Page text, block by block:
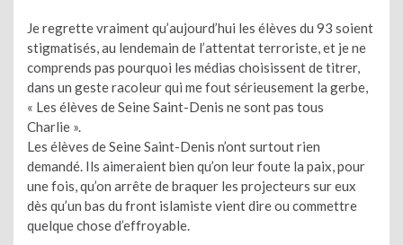
Je regrette vraiment qu’aujourd’hui les élèves du 93 soient
stigmatisés, au lendemain de l’attentat terroriste, et je ne
comprends pas pourquoi les médias choisissent de titrer,
dans un geste racoleur qui me fout sérieusement la gerbe,
« Les élèves de Seine Saint-Denis ne sont pas tous
Charlie ».
Les élèves de Seine Saint-Denis n’ont surtout rien
demandé. Ils aimeraient bien qu’on leur foute la paix, pour
une fois, qu’on arrête de braquer les projecteurs sur eux
dès qu’un bas du front islamiste vient dire ou commettre
quelque chose d’effroyable.